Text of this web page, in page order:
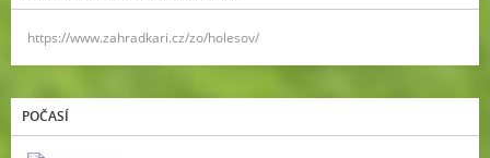
https://www.zahradkari.cz/zo/holesov/
POČASÍ